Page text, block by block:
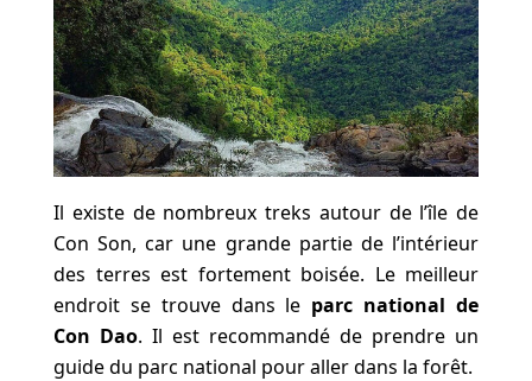
Il existe de nombreux treks autour de l’île de
Con Son, car une grande partie de l’intérieur
des terres est fortement boisée. Le meilleur
endroit se trouve dans le parc national de
Con Dao. Il est recommandé de prendre un
guide du parc national pour aller dans la forêt.